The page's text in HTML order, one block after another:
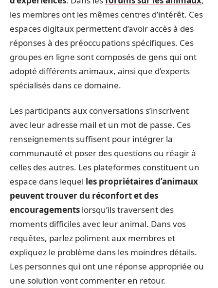
les membres ont les mêmes centres d’intérêt. Ces
espaces digitaux permettent d’avoir accès à des
réponses à des préoccupations spécifiques. Ces
groupes en ligne sont composés de gens qui ont
adopté différents animaux, ainsi que d’experts
spécialisés dans ce domaine.
Les participants aux conversations s’inscrivent
avec leur adresse mail et un mot de passe. Ces
renseignements suffisent pour intégrer la
communauté et poser des questions ou réagir à
celles des autres. Les plateformes constituent un
espace dans lequel les propriétaires d’animaux
peuvent trouver du réconfort et des
encouragements lorsqu’ils traversent des
moments difficiles avec leur animal. Dans vos
requêtes, parlez poliment aux membres et
expliquez le problème dans les moindres détails.
Les personnes qui ont une réponse appropriée ou
une solution vont commenter en retour.